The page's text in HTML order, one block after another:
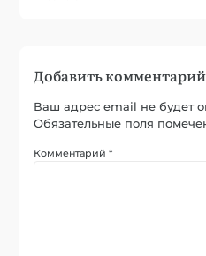
Добавить комментарий
Ваш адрес email не будет
Обязательные поля
Комментарий*